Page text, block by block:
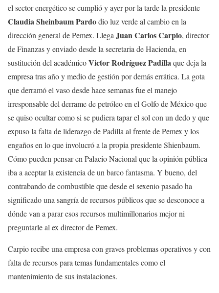
el sector energético se cumplió y ayer por la tarde la presidente
Claudia Sheinbaum Pardodio luz verde al cambio en la
dirección general de Pemex. Llega Juan CarlosCarpio, director
de Finanzas y enviado desde la secretaria de Hacienda, en
sustitución del académicoVictor Rodríguez Padillaque deja la
empresa tras año y medio de gestión por demás errática. La gota
que derramó el vaso desde hace semanas fue el manejo
irresponsable del derrame de petróleo en el Golfo de México que
se quiso ocultar como si se pudiera tapar el sol con un dedo y que
expuso la falta de liderazgo de Padilla al frente de Pemex y los
engaños en lo que involucró a la propia presidente Shienbaum.
Cómo pueden pensar en Palacio Nacional que la opinión pública
iba a aceptar la existencia de un barco fantasma. Y bueno, del
contrabando de combustible que desde el sexenio pasado ha
significado una sangría de recursos públicos que se desconoce a
dónde van a parar esos recursos multimillonarios mejor ni
preguntarle al ex director de Pemex.
Carpio recibe una empresa con graves problemas operativos y con
falta de recursos para temas fundamentales como el
mantenimiento de sus instalaciones.